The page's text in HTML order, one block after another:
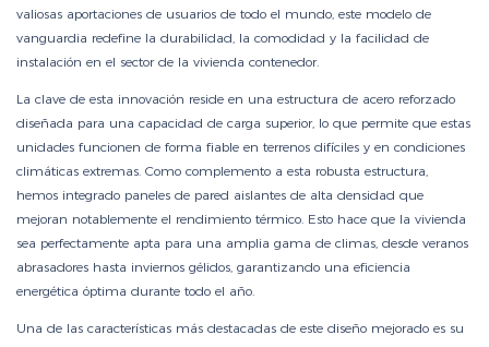
valiosas aportaciones de usuarios de todo el mundo, este modelo de
vanguardia redefine la durabilidad, la comodidad y la facilidad de
instalación en el sector de la vivienda contenedor.
La clave de esta innovación reside en una estructura de acero reforzado
diseñada para una capacidad de carga superior, lo que permite que estas
unidades funcionen de forma fiable en terrenos difíciles y en condiciones
climáticas extremas. Como complemento a esta robusta estructura,
hemos integrado paneles de pared aislantes de alta densidad que
mejoran notablemente el rendimiento térmico. Esto hace que la vivienda
sea perfectamente apta para una amplia gama de climas, desde veranos
abrasadores hasta inviernos gélidos, garantizando una eficiencia
energética óptima durante todo el año.
Una de las características más destacadas de este diseño mejorado es su